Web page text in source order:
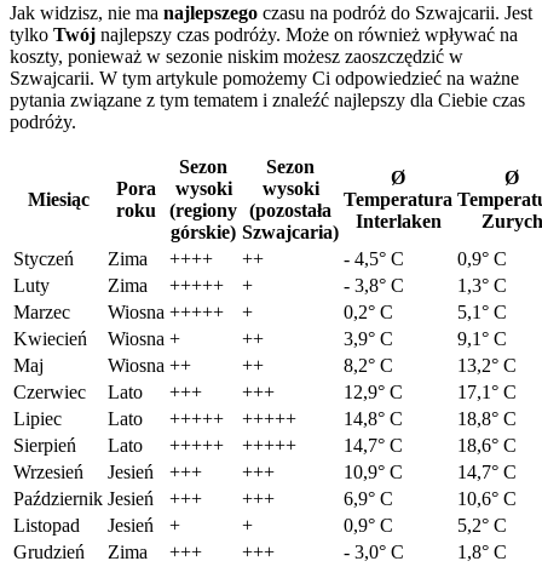
Jak widzisz, nie ma najlepszego czasu na podróż do Szwajcarii. Jest
tylko Twój najlepszy czas podróży. Może on również wpływać na
koszty, ponieważ w sezonie niskim możesz zaoszczędzić w
Szwajcarii. W tym artykule pomożemy Ci odpowiedzieć na ważne
pytania związane z tym tematem i znaleźć najlepszy dla Ciebie czas
podróży.
Miesiąc
Pora
roku
Sezon
wysoki
(regiony
górskie)
Sezon
wysoki
(pozostała
Szwajcaria)
Ø
Temperatura
Interlaken
Ø
Zurych
Styczeń
Zima ++++ ++ - 4,5° C
0,9° C
Luty
Zima +++++ + - 3,8° C
1,3° C
Marzec
Wiosna +++++ + 0,2° C
5,1° C
Kwiecień
Wiosna + ++ 3,9° C
9,1° C
Maj
Wiosna ++ ++ 8,2° C
13,2° C
Czerwiec
Lato +++ +++ 12,9° C
17,1° C
Lipiec
Lato +++++ +++++ 14,8° C
18,8° C
Sierpień
Lato +++++ +++++ 14,7° C
18,6° C
Wrzesień
Jesień +++ +++ 10,9° C
14,7° C
Październik Jesień +++ +++ 6,9° C
10,6° C
Listopad
Jesień + + 0,9° C
5,2° C
Grudzień
Zima +++ +++ - 3,0° C 1,8° C